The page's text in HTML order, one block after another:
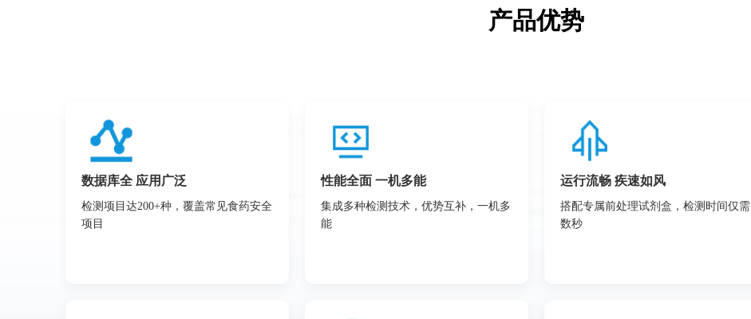
产品优势
数据库全 应用广泛
检测项目达200+种，覆盖常见食药安全
项目
性能全面 一机多能
集成多种检测技术，优势互补，一机多
能
运行流畅 疾速如风
搭配专属前处理试剂盒，检测时间仅需
数秒